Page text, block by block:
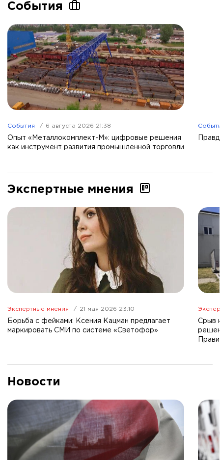
События
События 6 августа 2026 21:38
Опыт «Металлокомплект-М»: цифровые решения
как инструмент развития промышленной торговли
Экспертные мнения
Экспертные мнения 21 мая 2026 23:10
Борьба с фейками: Ксения Кацман предлагает
маркировать СМИ по системе «Светофор»
Срыв
Новости